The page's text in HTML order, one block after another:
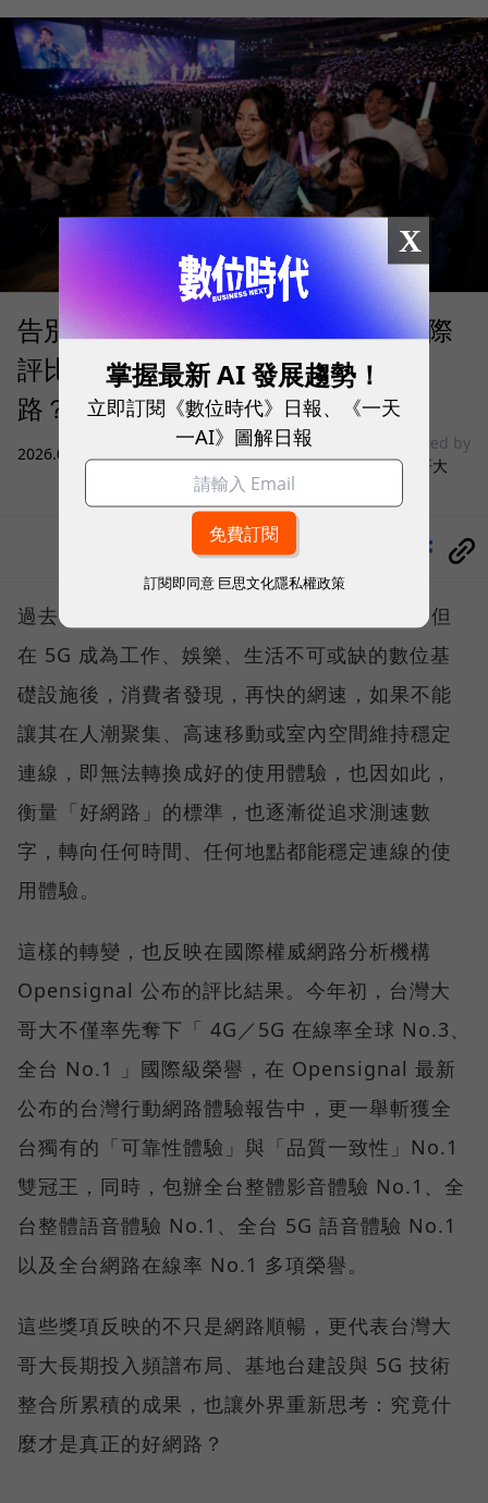
告別「極速迷思」！Opensignal 國際
評比揭密：什麼才是 5G 時代的好網
路？
2026.08.03|3C生活
sponsored by
台灣大哥大
過去，下載速度是評價電信服務的重要指標，但
在 5G 成為工作、娛樂、生活不可或缺的數位基
礎設施後，消費者發現，再快的網速，如果不能
讓其在人潮聚集、高速移動或室內空間維持穩定
連線，即無法轉換成好的使用體驗，也因如此，
衡量「好網路」的標準，也逐漸從追求測速數
字，轉向任何時間、任何地點都能穩定連線的使
用體驗。
這樣的轉變，也反映在國際權威網路分析機構
Opensignal 公布的評比結果。今年初，台灣大
哥大不僅率先奪下「 4G／5G 在線率全球 No.3、
全台 No.1 」國際級榮譽，在 Opensignal 最新
公布的台灣行動網路體驗報告中，更一舉斬獲全
台獨有的「可靠性體驗」與「品質一致性」No.1
雙冠王，同時，包辦全台整體影音體驗 No.1、全
台整體語音體驗 No.1、全台 5G 語音體驗 No.1
以及全台網路在線率 No.1 多項榮譽。
這些獎項反映的不只是網路順暢，更代表台灣大
哥大長期投入頻譜布局、基地台建設與 5G 技術
整合所累積的成果，也讓外界重新思考：究竟什
麼才是真正的好網路？
X
掌握最新 AI 發展趨勢！
立即訂閱《數位時代》日報、《一天
一AI》圖解日報
訂閱即同意 巨思文化隱私權政策